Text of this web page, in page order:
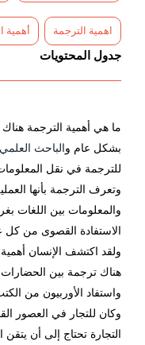
اهمية الترجمة أهمية
جدول المحتويات
ما هي أهمية الترجمة هناك
بشكل عام والباحث العلمي
للترجمة في نقل
وتعرف الترجمة بأنها
والمعلومات بين اللغات
الاستفادة القصوى من
ولقد اكتشف الإنسان
هناك ترجمة بين
واستفاد الأوربيون من
وكان للتجار في العصور
التجارة تحتاج إلى أن يتقن